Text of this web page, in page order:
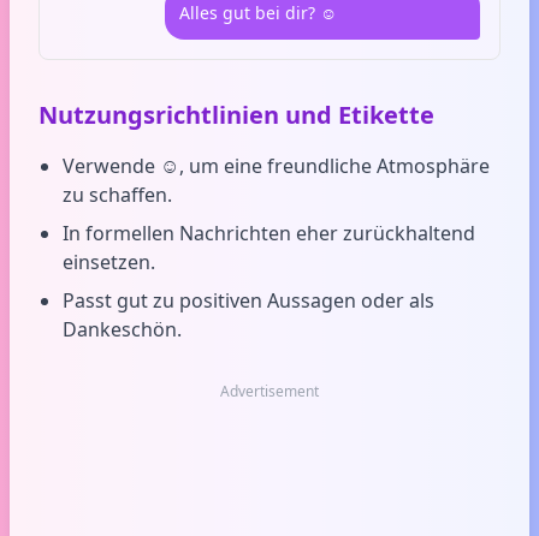
Alles gut bei dir? ☺️
Nutzungsrichtlinien und Etikette
Verwende ☺️, um eine freundliche Atmosphäre
zu schaffen.
In formellen Nachrichten eher zurückhaltend
einsetzen.
Passt gut zu positiven Aussagen oder als
Dankeschön.
Advertisement